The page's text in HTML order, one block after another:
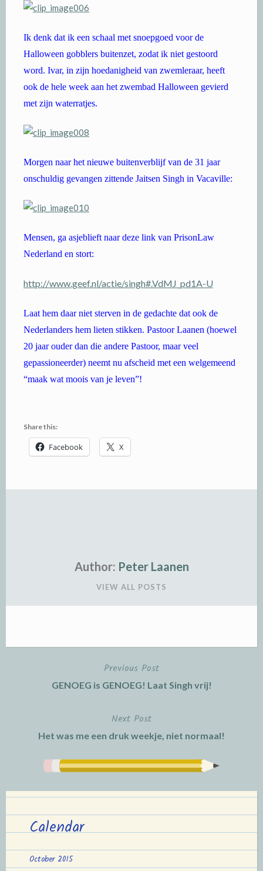
Ik denk dat ik een schaal met snoepgoed voor de
Halloween gobblers buitenzet, zodat ik niet gestoord
word. Ivar, in zijn hoedanigheid van zwemleraar, heeft
ook de hele week aan het zwembad Halloween gevierd
met zijn waterratjes.
Morgen naar het nieuwe buitenverblijf van de 31 jaar
onschuldig gevangen zittende Jaitsen Singh in Vacaville:
Mensen, ga asjeblieft naar deze link van PrisonLaw
Nederland en stort:
http://www.geef.nl/actie/singh#.VdMJ_pd1A-U
Laat hem daar niet sterven in de gedachte dat ook de
Nederlanders hem lieten stikken. Pastoor Laanen (hoewel
20 jaar ouder dan die andere Pastoor, maar veel
gepassioneerder) neemt nu afscheid met een welgemeend
“maak wat moois van je leven”!
Share this:
Facebook X
Author: Peter Laanen
VIEW ALL POSTS
Previous Post
GENOEG is GENOEG! Laat Singh vrij!
Next Post
Het was me een druk weekje, niet normaal!
Calendar
October 2015